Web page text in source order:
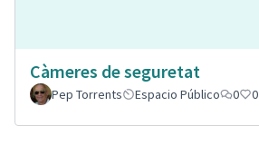
Càmeres de seguretat
Pep Torrents
Espacio Público 0 0